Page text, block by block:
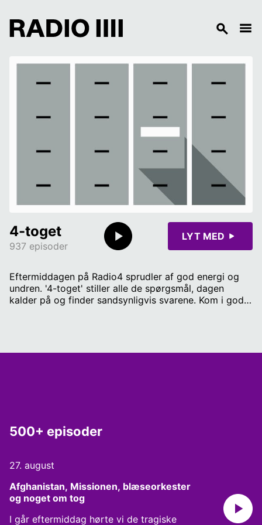
937 episoder
4-toget LYT MED
Eftermiddagen på Radio4 sprudler af god energi og
undren. '4-toget' stiller alle de spørgsmål, dagen
kalder på og finder sandsynligvis svarene. Kom i godt
500+ episoder
27. august
Afghanistan, Missionen, blæseorkester
og noget om tog
I går eftermiddag hørte vi de tragiske